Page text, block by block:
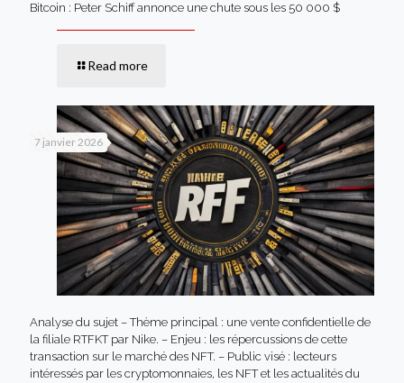
Bitcoin : Peter Schiff annonce une chute sous les 50 000 $
Read more
7 janvier 2026
Analyse du sujet – Thème principal : une vente confidentielle de
la filiale RTFKT par Nike. – Enjeu : les répercussions de cette
transaction sur le marché des NFT. – Public visé : lecteurs
intéressés par les cryptomonnaies, les NFT et les actualités du